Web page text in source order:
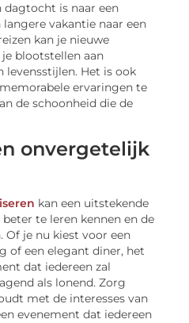
dagtocht is naar een
vakantie naar een
kan je nieuwe
blootstellen aan
levensstijlen. Het is ook
ervaringen te
de schoonheid die de
onvergetelijk
kan een uitstekende
te leren kennen en de
Of je nu kiest voor een
of een elegant diner, het
dat iedereen zal
als lonend. Zorg
met de interesses van
evenement dat iedereen